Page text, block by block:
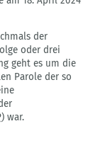
der
oder drei
geht es um die
Parole der so
) war.